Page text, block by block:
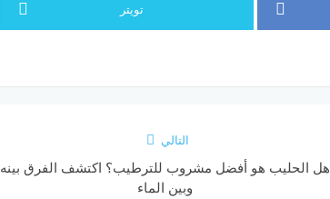
تويتر
التالي
هل الحليب هو أفضل مشروب للترطيب؟ اكتشف الفرق بينه
وبين الماء